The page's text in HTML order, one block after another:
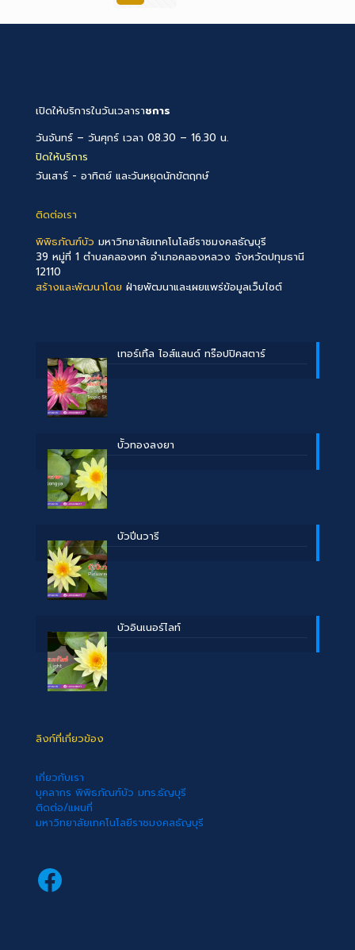
เปิดให้บริการในวันเวลาราชการ
วันจันทร์ – วันศุกร์ เวลา 08.30 – 16.30 น.
ปิดให้บริการ
วันเสาร์ - อาทิตย์ และวันหยุดนักขัตฤกษ์
ติดต่อเรา
พิพิธภัณฑ์บัว มหาวิทยาลัยเทคโนโลยีราชมงคลธัญบุรี
39 หมู่ที่ 1 ตำบลคลองหก อำเภอคลองหลวง จังหวัดปทุมธานี
12110
สร้างและพัฒนาโดย ฝ่ายพัฒนาและเผยแพร่ข้อมูลเว็บไซต์
เทอร์เทิ้ล ไอส์แลนด์ ทร๊อปปิคสตาร์
บััวทองลงยา
บัวปิ่นวารี
บัวอินเนอร์ไลท์
ลิงก์ที่เกี่ยวข้อง
เกี่ยวกับเรา
บุคลากร พิพิธภัณฑ์บัว มทร.ธัญบุรี
ติดต่อ/แผนที่
มหาวิทยาลัยเทคโนโลยีราชมงคลธัญบุรี
Facebook